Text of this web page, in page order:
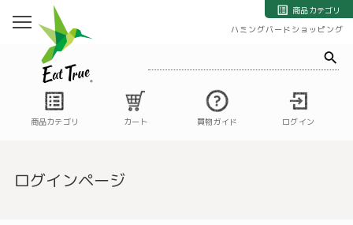
商品カテゴリ
ハミングバードショッピング
商品カテゴリ カート 買物ガイド ログイン
ログインページ